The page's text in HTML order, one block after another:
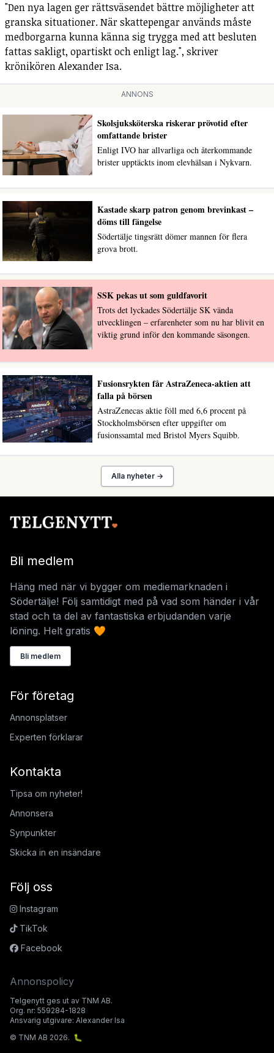
"Den nya lagen ger rättsväsendet bättre möjligheter att
granska situationer. När skattepengar används måste
medborgarna kunna känna sig trygga med att besluten
fattas sakligt, opartiskt och enligt lag.", skriver
krönikören Alexander Isa.
ANNONS
Skolsjuksköterska riskerar prövotid efter
omfattande brister
Enligt IVO har allvarliga och återkommande
brister upptäckts inom elevhälsan i Nykvarn.
Kastade skarp patron genom brevinkast –
döms till fängelse
Södertälje tingsrätt dömer mannen för flera
grova brott.
SSK pekas ut som guldfavorit
Trots det lyckades Södertälje SK vända
utvecklingen – erfarenheter som nu har blivit en
viktig grund inför den kommande säsongen.
Fusionsrykten får AstraZeneca-aktien att
falla på börsen
AstraZenecas aktie föll med 6,6 procent på
Stockholmsbörsen efter uppgifter om
fusionssamtal med Bristol Myers Squibb.
Alla nyheter →
Bli medlem
Häng med när vi bygger om mediemarknaden i
Södertälje! Följ samtidigt med på vad som händer i vår
stad och ta del av fantastiska erbjudanden varje
löning. Helt gratis 🧡
Bli medlem
För företag
Annonsplatser
Experten förklarar
Kontakta
Tipsa om nyheter!
Annonsera
Synpunkter
Skicka in en insändare
Följ oss
Instagram
TikTok
Facebook
Annonspolicy
Telgenytt ges ut av TNM AB.
Org. nr: 559284-1828
Ansvarig utgivare: Alexander Isa
© TNM AB 2026. 🐛